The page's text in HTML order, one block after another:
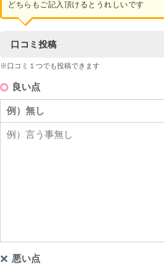
どちらもご記入頂けるとうれしいです
口コミ投稿
※口コミ１つでも投稿できます
良い点
悪い点